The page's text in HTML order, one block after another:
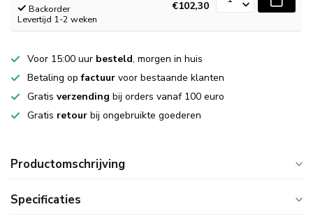
Backorder
Levertijd 1-2 weken
€102,30
Voor 15:00 uur besteld, morgen in huis
Betaling opfactuur voor bestaande klanten
Gratis verzending bij orders vanaf 100 euro
Gratis retour bij ongebruikte goederen
Productomschrijving
Specificaties